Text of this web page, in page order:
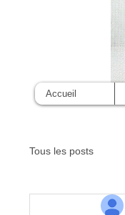
Accueil
Tous les posts